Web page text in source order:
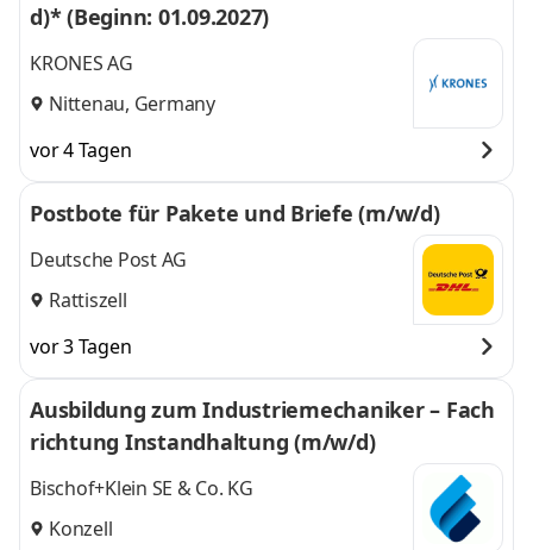
d)* (Beginn: 01.09.2027)
KRONES AG
Nittenau, Germany
vor 4 Tagen
Postbote für Pakete und Briefe (m/w/d)
Deutsche Post AG
Rattiszell
vor 3 Tagen
Ausbildung zum Industriemechaniker – Fach
richtung Instandhaltung (m/w/d)
Bischof+Klein SE & Co. KG
Konzell